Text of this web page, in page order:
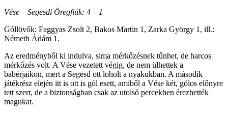
Vése – Segesdi Öregfiúk: 4 – 1
Góllövők: Faggyas Zsolt 2, Bakos Martin 1, Zarka György 1, ill.:
Németh Ádám 1.
Az eredményből ki indulva, sima mérkőzésnek tűnhet, de harcos
mérkőzés volt. A Vése vezetett végig, de nem ülhettek a
babérjaikon, mert a Segesd ott loholt a nyakukban. A második
játékrész elején itt is ott is gól esett, amiből a Vése két, gólos előnyre
tett szert, de a biztonságban csak az utolsó percekben érezhették
magukat.